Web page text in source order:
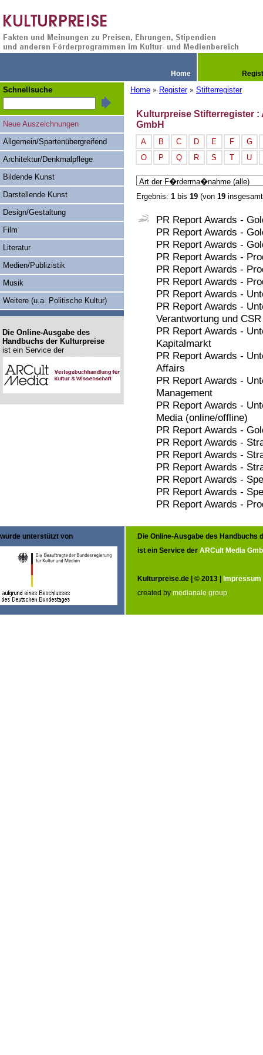
Home
Home » Register » Stifterregister
Kulturpreise Stifterregister
GmbH
A B C D E F
G
O
P Q R S T U
Ergebnis: 1 bis 19 (von 19
PR Report Awards -
PR Report Awards -
PR Report Awards -
PR Report Awards -
PR Report Awards -
PR Report Awards -
PR Report Awards -
PR Report Awards -
Verantwortung und CSR
PR Report Awards -
Kapitalmarkt
PR Report Awards -
Affairs
PR Report Awards -
Management
PR Report Awards -
Media (online/offline)
PR Report Awards -
PR Report Awards -
PR Report Awards -
PR Report Awards -
PR Report Awards -
PR Report Awards -
PR Report Awards -
Schnellsuche
Neue Auszeichnungen
Allgemein/Spartenübergreifend
Architektur/Denkmalpflege
Bildende Kunst
Darstellende Kunst
Design/Gestaltung
Film
Literatur
Medien/Publizistik
Musik
Weitere (u.a. Politische Kultur)
Die Online-Ausgabe des
Handbuchs der Kulturpreise
ist ein Service der
wurde unterstützt von
Die Online-Ausgabe des Handbuchs
ist ein Service der ARCult Media
Kulturpreise.de | © 2013 | Impressum
created by medianale group